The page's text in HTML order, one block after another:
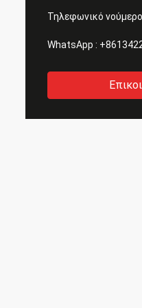
Τηλεφωνικό
WhatsApp :